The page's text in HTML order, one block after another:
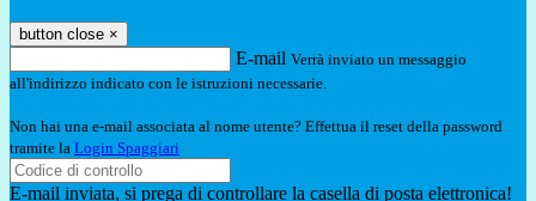
button close ×
E-mail Verrà inviato un messaggio
all'indirizzo indicato con le istruzioni necessarie.
Non hai una e-mail associata al nome utente? Effettua il reset della password
tramite la Login Spaggiari
E-mail inviata, si prega di controllare la casella di posta elettronica!